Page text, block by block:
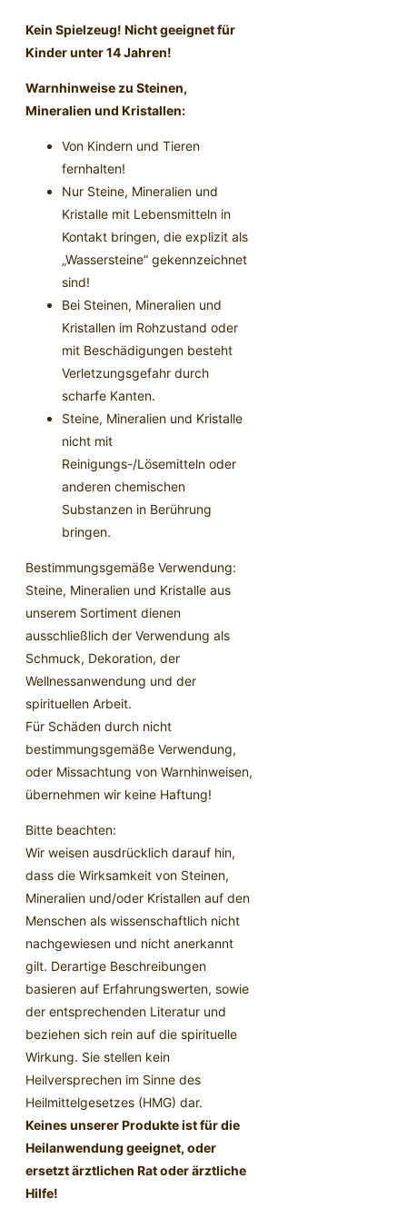
Kein Spielzeug! Nicht geeignet für
Kinder unter 14 Jahren!
Warnhinweise zu Steinen,
Mineralien und Kristallen:
Von Kindern und Tieren
fernhalten!
Nur Steine, Mineralien und
Kristalle mit Lebensmitteln in
Kontakt bringen, die explizit als
„Wassersteine“ gekennzeichnet
sind!
Bei Steinen, Mineralien und
Kristallen im Rohzustand oder
mit Beschädigungen besteht
Verletzungsgefahr durch
scharfe Kanten.
Steine, Mineralien und Kristalle
nicht mit
Reinigungs-/Lösemitteln oder
anderen chemischen
Substanzen in Berührung
bringen.
Bestimmungsgemäße Verwendung:
Steine, Mineralien und Kristalle aus
unserem Sortiment dienen
ausschließlich der Verwendung als
Schmuck, Dekoration, der
Wellnessanwendung und der
spirituellen Arbeit.
Für Schäden durch nicht
bestimmungsgemäße Verwendung,
oder Missachtung von Warnhinweisen,
übernehmen wir keine Haftung!
Bitte beachten:
Wir weisen ausdrücklich darauf hin,
dass die Wirksamkeit von Steinen,
Mineralien und/oder Kristallen auf den
Menschen als wissenschaftlich nicht
nachgewiesen und nicht anerkannt
gilt. Derartige Beschreibungen
basieren auf Erfahrungswerten, sowie
der entsprechenden Literatur und
beziehen sich rein auf die spirituelle
Wirkung. Sie stellen kein
Heilversprechen im Sinne des
Heilmittelgesetzes (HMG) dar.
Keines unserer Produkte ist für die
Heilanwendung geeignet, oder
ersetzt ärztlichen Rat oder ärztliche
Hilfe!